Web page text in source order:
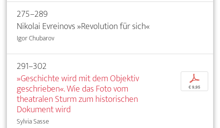
275–289
Nikolai Evreinovs »Revolution für sich«
Igor Chubarov
291–302
»Geschichte wird mit dem Objektiv
geschrieben«. Wie das Foto vom
theatralen Sturm zum historischen
Dokument wird
Sylvia Sasse
p
€ 9,95